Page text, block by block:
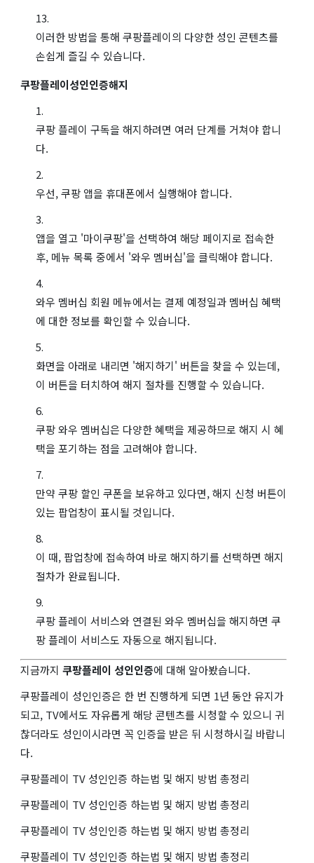
이러한 방법을 통해 쿠팡플레이의 다양한 성인 콘텐츠를
손쉽게 즐길 수 있습니다.
쿠팡플레이성인인증해지
쿠팡 플레이 구독을 해지하려면 여러 단계를 거쳐야 합니
다.
우선, 쿠팡 앱을 휴대폰에서 실행해야 합니다.
앱을 열고 '마이쿠팡'을 선택하여 해당 페이지로 접속한
후, 메뉴 목록 중에서 '와우 멤버십'을 클릭해야 합니다.
와우 멤버십 회원 메뉴에서는 결제 예정일과 멤버십 혜택
에 대한 정보를 확인할 수 있습니다.
화면을 아래로 내리면 '해지하기' 버튼을 찾을 수 있는데,
이 버튼을 터치하여 해지 절차를 진행할 수 있습니다.
쿠팡 와우 멤버십은 다양한 혜택을 제공하므로 해지 시 혜
택을 포기하는 점을 고려해야 합니다.
만약 쿠팡 할인 쿠폰을 보유하고 있다면, 해지 신청 버튼이
있는 팝업창이 표시될 것입니다.
이 때, 팝업창에 접속하여 바로 해지하기를 선택하면 해지
절차가 완료됩니다.
쿠팡 플레이 서비스와 연결된 와우 멤버십을 해지하면 쿠
팡 플레이 서비스도 자동으로 해지됩니다.
지금까지 쿠팡플레이 성인인증에 대해 알아봤습니다.
쿠팡플레이 성인인증은 한 번 진행하게 되면 1년 동안 유지가
되고, TV에서도 자유롭게 해당 콘텐츠를 시청할 수 있으니 귀
찮더라도 성인이시라면 꼭 인증을 받은 뒤 시청하시길 바랍니
다.
쿠팡플레이 TV 성인인증 하는법 및 해지 방법 총정리
쿠팡플레이 TV 성인인증 하는법 및 해지 방법 총정리
쿠팡플레이 TV 성인인증 하는법 및 해지 방법 총정리
쿠팡플레이 TV 성인인증 하는법 및 해지 방법 총정리